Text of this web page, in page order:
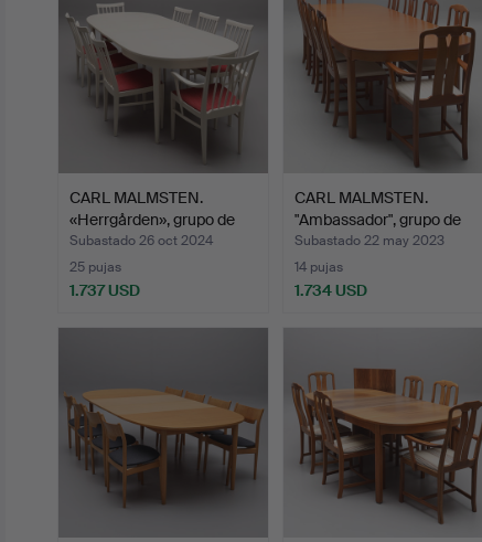
CARL MALMSTEN.
«Herrgården», grupo de
come…
Subastado 26 oct 2024
25 pujas
1.737 USD
CARL MALMSTEN.
"Ambassador", grupo de
come…
Subastado 22 may 2023
14 pujas
1.734 USD